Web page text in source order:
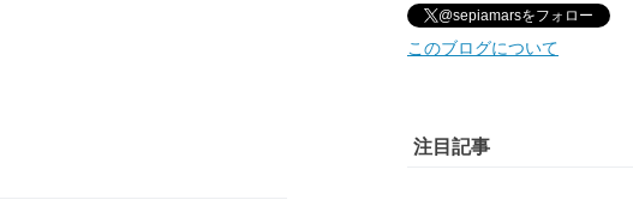
@sepiamarsをフォロー
このブログについて
注目記事